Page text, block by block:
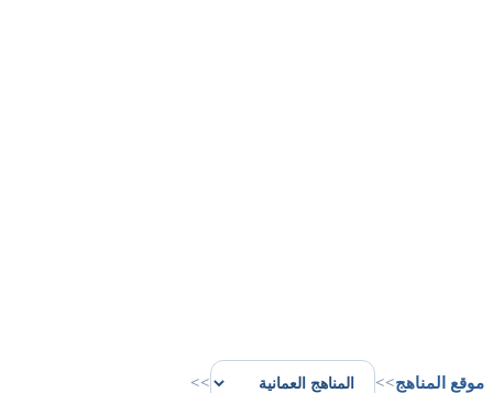
موقع المناهج>>
>>